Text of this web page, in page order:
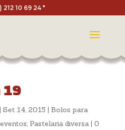
212 10 69 24 *
19
Set 14, 2015 | Bolos para
, Pastelaria diversa| 0